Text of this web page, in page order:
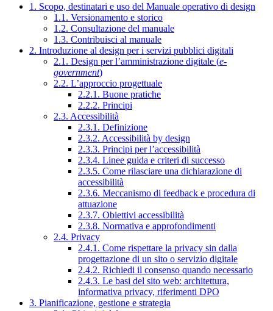
1. Scopo, destinatari e uso del Manuale operativo di design
1.1. Versionamento e storico
1.2. Consultazione del manuale
1.3. Contribuisci al manuale
2. Introduzione al design per i servizi pubblici digitali
2.1. Design per l’amministrazione digitale (e-
government)
2.2. L’approccio progettuale
2.2.1. Buone pratiche
2.2.2. Principi
2.3. Accessibilità
2.3.1. Definizione
2.3.2. Accessibilità by design
2.3.3. Principi per l’accessibilità
2.3.4. Linee guida e criteri di successo
2.3.5. Come rilasciare una dichiarazione di
accessibilità
2.3.6. Meccanismo di feedback e procedura di
attuazione
2.3.7. Obiettivi accessibilità
2.3.8. Normativa e approfondimenti
2.4. Privacy
2.4.1. Come rispettare la privacy sin dalla
progettazione di un sito o servizio digitale
2.4.2. Richiedi il consenso quando necessario
2.4.3. Le basi del sito web: architettura,
informativa privacy, riferimenti DPO
3. Pianificazione, gestione e strategia